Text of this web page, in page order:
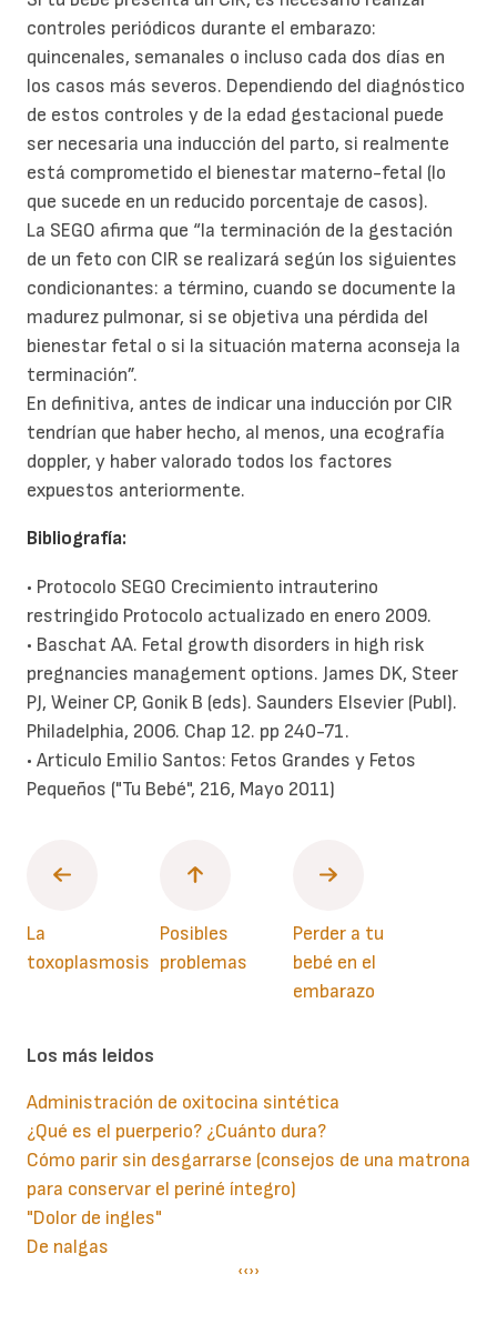
controles periódicos durante el embarazo:
quincenales, semanales o incluso cada dos días en
los casos más severos. Dependiendo del diagnóstico
de estos controles y de la edad gestacional puede
ser necesaria una inducción del parto, si realmente
está comprometido el bienestar materno-fetal (lo
que sucede en un reducido porcentaje de casos).
La SEGO afirma que “la terminación de la gestación
de un feto con CIR se realizará según los siguientes
condicionantes: a término, cuando se documente la
madurez pulmonar, si se objetiva una pérdida del
bienestar fetal o si la situación materna aconseja la
terminación”.
En definitiva, antes de indicar una inducción por CIR
tendrían que haber hecho, al menos, una ecografía
doppler, y haber valorado todos los factores
expuestos anteriormente.
Bibliografía:
• Protocolo SEGO Crecimiento intrauterino
restringido Protocolo actualizado en enero 2009.
• Baschat AA. Fetal growth disorders in high risk
pregnancies management options. James DK, Steer
PJ, Weiner CP, Gonik B (eds). Saunders Elsevier (Publ).
Philadelphia, 2006. Chap 12. pp 240-71.
• Articulo Emilio Santos: Fetos Grandes y Fetos
Pequeños ("Tu Bebé", 216, Mayo 2011)
La
toxoplasmosis
Posibles
problemas
Perder a tu
bebé en el
embarazo
Los más leidos
Administración de oxitocina sintética
¿Qué es el puerperio? ¿Cuánto dura?
Cómo parir sin desgarrarse (consejos de una matrona
para conservar el periné íntegro)
"Dolor de ingles"
De nalgas
Página
‹‹Siguiente
››